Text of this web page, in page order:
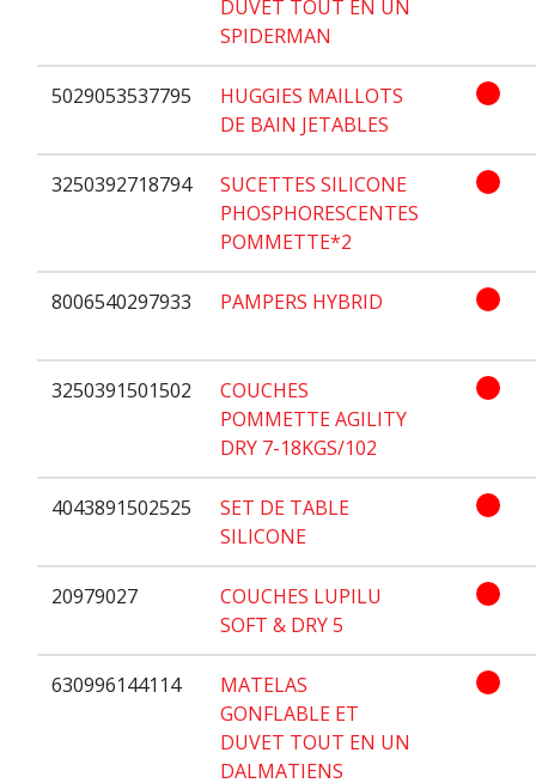
DUVET TOUT EN UN
SPIDERMAN
5029053537795
HUGGIES MAILLOTS
DE BAIN JETABLES
3250392718794
SUCETTES SILICONE
PHOSPHORESCENTES
POMMETTE*2
8006540297933 PAMPERS HYBRID
3250391501502
COUCHES
POMMETTE AGILITY
DRY 7-18KGS/102
4043891502525
SET DE TABLE
SILICONE
20979027
COUCHES LUPILU
SOFT & DRY 5
630996144114
MATELAS
GONFLABLE ET
DUVET TOUT EN UN
DALMATIENS